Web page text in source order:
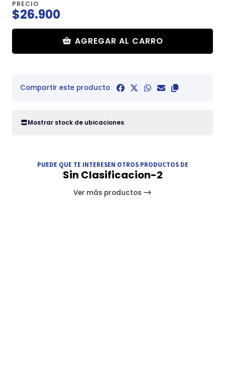
PRECIO
$26.900
AGREGAR AL CARRO
Compartir este producto
Mostrar stock de ubicaciones
PUEDE QUE TE INTERESEN OTROS PRODUCTOS DE
Sin Clasificacion-2
Ver más productos